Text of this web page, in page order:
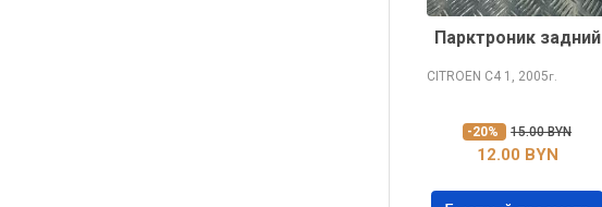
Парктроник задний
CITROEN C4 1, 2005г.
-20% 15.00 BYN
12.00 BYN